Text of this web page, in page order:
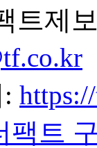
트제
팩트